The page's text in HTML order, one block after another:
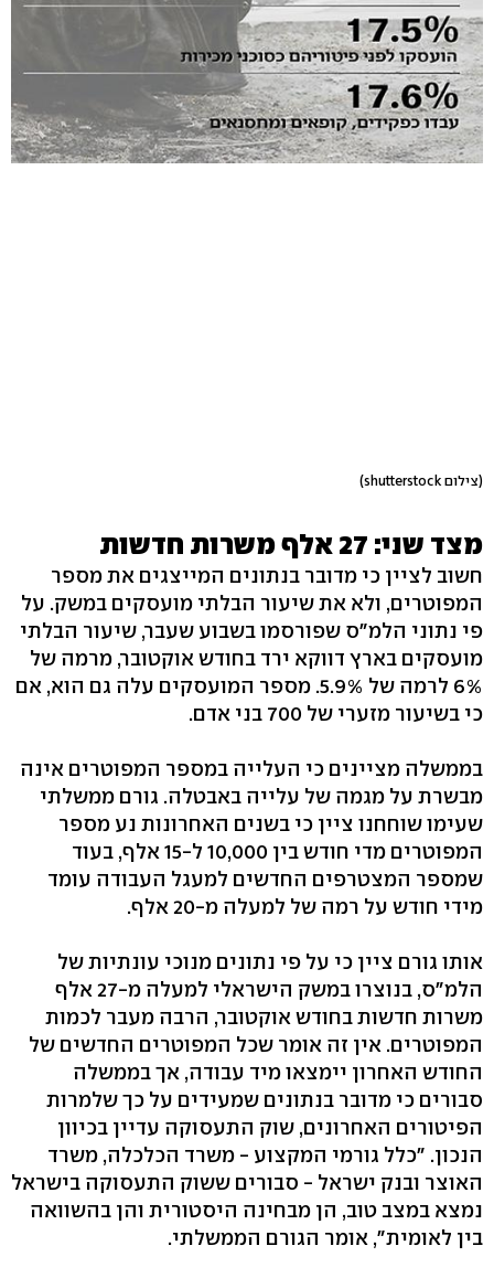
(צילום shutterstock)
מצד שני: 27 אלף משרות חדשות
חשוב לציין כי מדובר בנתונים המייצגים את מספר
המפוטרים, ולא את שיעור הבלתי מועסקים במשק. על
פי נתוני הלמ"ס שפורסמו בשבוע שעבר, שיעור הבלתי
מועסקים בארץ דווקא ירד בחודש אוקטובר, מרמה של
6% לרמה של 5.9%. מספר המועסקים עלה גם הוא, אם
כי בשיעור מזערי של 700 בני אדם.
בממשלה מציינים כי העלייה במספר המפוטרים אינה
מבשרת על מגמה של עלייה באבטלה. גורם ממשלתי
שעימו שוחחנו ציין כי בשנים האחרונות נע מספר
המפוטרים מדי חודש בין 10,000 ל-15 אלף, בעוד
שמספר המצטרפים החדשים למעגל העבודה עומד
מידי חודש על רמה של למעלה מ-20 אלף.
אותו גורם ציין כי על פי נתונים מנוכי עונתיות של
הלמ"ס, בנוצרו במשק הישראלי למעלה מ-27 אלף
משרות חדשות בחודש אוקטובר, הרבה מעבר לכמות
המפוטרים. אין זה אומר שכל המפוטרים החדשים של
החודש האחרון יימצאו מיד עבודה, אך בממשלה
סבורים כי מדובר בנתונים שמעידים על כך שלמרות
הפיטורים האחרונים, שוק התעסוקה עדיין בכיוון
הנכון. "כלל גורמי המקצוע - משרד הכלכלה, משרד
האוצר ובנק ישראל - סבורים ששוק התעסוקה בישראל
נמצא במצב טוב, הן מבחינה היסטורית והן בהשוואה
בין לאומית", אומר הגורם הממשלתי.